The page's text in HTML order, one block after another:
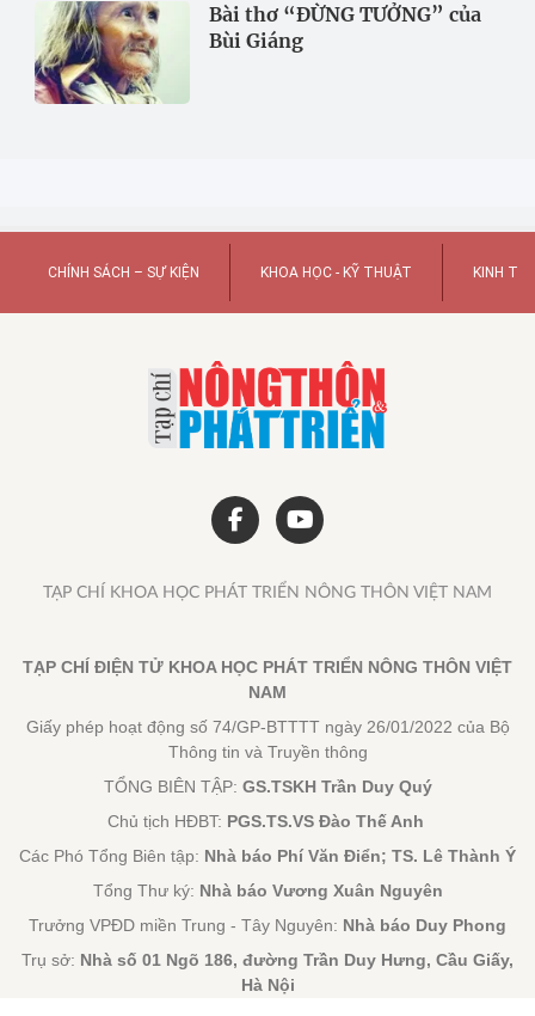
Bài thơ “ĐỪNG TƯỞNG” của
Bùi Giáng
CHÍNH SÁCH – SỰ KIỆN KHOA HỌC - KỸ THUẬT KINH TẾ
TẠP CHÍ KHOA HỌC PHÁT TRIỂN NÔNG THÔN VIỆT NAM
TẠP CHÍ ĐIỆN TỬ KHOA HỌC PHÁT TRIỂN NÔNG THÔN VIỆT
NAM
Giấy phép hoạt động số 74/GP-BTTTT ngày 26/01/2022 của Bộ
Thông tin và Truyền thông
TỔNG BIÊN TẬP: GS.TSKH Trần Duy Quý
Chủ tịch HĐBT: PGS.TS.VS Đào Thế Anh
Các Phó Tổng Biên tập: Nhà báo Phí Văn Điển; TS. Lê Thành Ý
Tổng Thư ký: Nhà báo Vương Xuân Nguyên
Trưởng VPĐD miền Trung - Tây Nguyên: Nhà báo Duy Phong
Trụ sở: Nhà số 01 Ngõ 186, đường Trần Duy Hưng, Cầu Giấy,
Hà Nội